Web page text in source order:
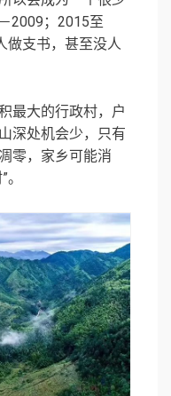
2009；2015至
做支书，甚至没人
最大的行政村，户
深处机会少，只有
零，家乡可能消